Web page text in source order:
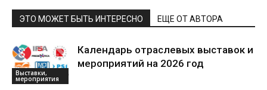
ЭТО МОЖЕТ БЫТЬ ИНТЕРЕСНО ЕЩЕ ОТ АВТОРА
Выставки,
мероприятия
Календарь отраслевых выставок и
мероприятий на 2026 год